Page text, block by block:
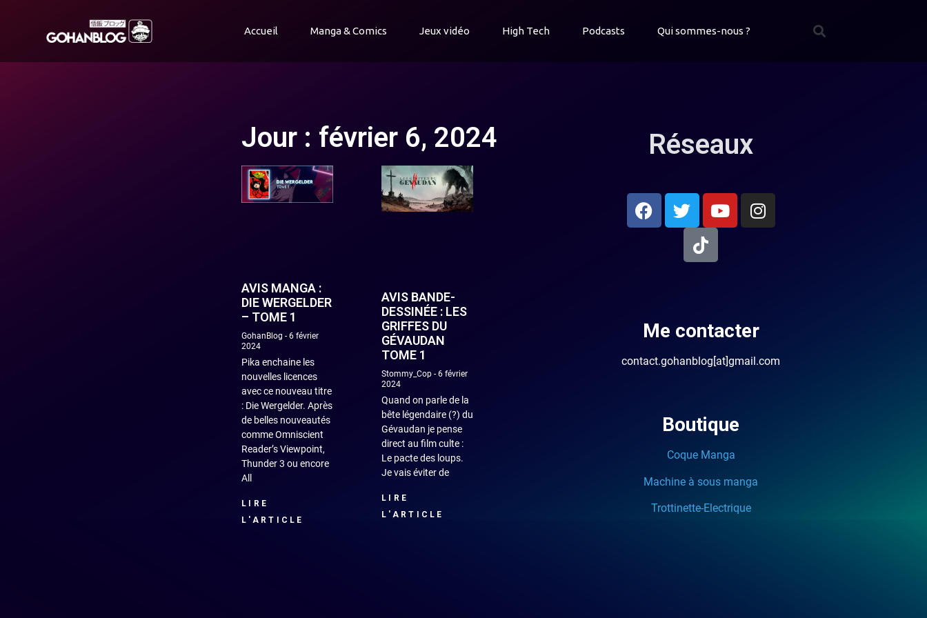
Accueil Manga & Comics Jeux vidéo High Tech Podcasts Qui sommes-nous ?
Jour : février 6, 2024
AVIS MANGA :
DIE WERGELDER
– TOME 1
GohanBlog
6 février
2024
Pika enchaine les
nouvelles licences
avec ce nouveau titre
: Die Wergelder. Après
de belles nouveautés
comme Omniscient
Reader’s Viewpoint,
Thunder 3 ou encore
All
LIRE
L'ARTICLE
AVIS BANDE-
DESSINÉE : LES
GRIFFES DU
GÉVAUDAN
TOME 1
Stommy_Cop 6 février
2024
Quand on parle de la
bête légendaire (?) du
Gévaudan je pense
direct au film culte :
Le pacte des loups.
Je vais éviter de
LIRE
L'ARTICLE
Réseaux
Me contacter
contact.gohanblog[at]gmail.com
Boutique
Coque Manga
Machine à sous manga
Trottinette-Electrique